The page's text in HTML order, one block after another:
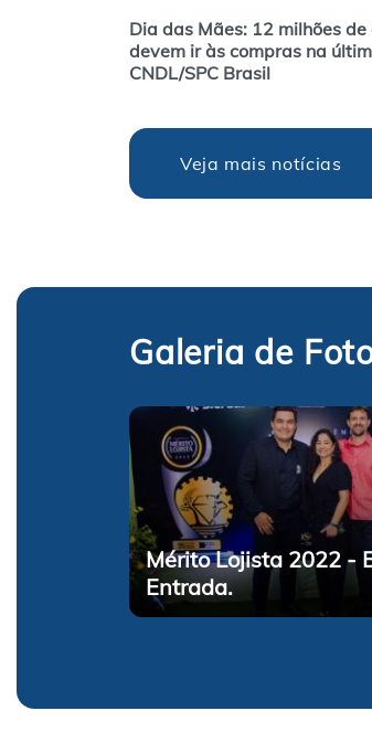
Dia das Mães: 12 milhões
devem ir às compras na
CNDL/SPC Brasil
Veja mais notícias
Galeria de
Mérito Lojista 2022 -
Entrada.